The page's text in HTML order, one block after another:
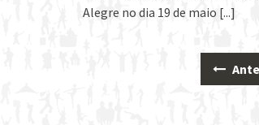
Alegre no dia 19 de maio [...]